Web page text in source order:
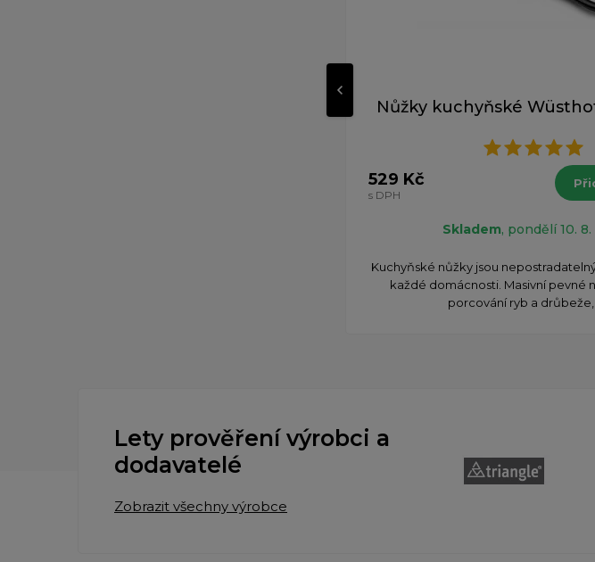
Nůžky kuchyňské
529 Kč
s DPH
Skladem, pondělí 10. 8.
Kuchyňské nůžky jsou
každé domácnosti. Masivní pevné
porcování ryb a drůbeže,
Lety prověření výrobci a
dodavatelé
Zobrazit všechny výrobce